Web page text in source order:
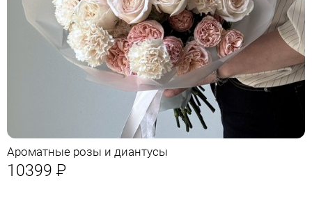
Ароматные розы и диантусы
10399 Р